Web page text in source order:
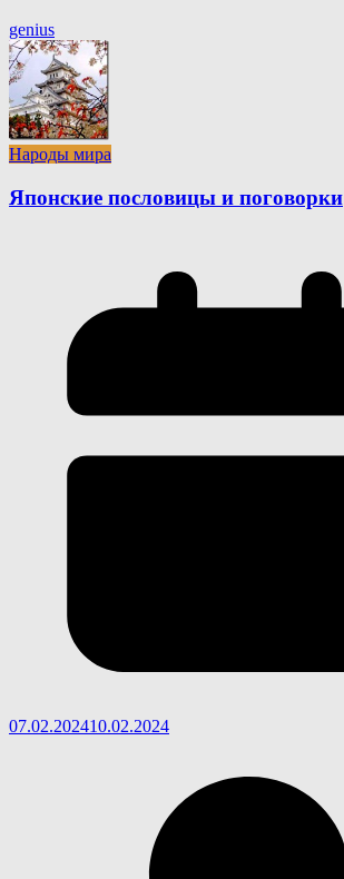
genius
Народы мира
Японские пословицы и поговорки
07.02.202410.02.2024